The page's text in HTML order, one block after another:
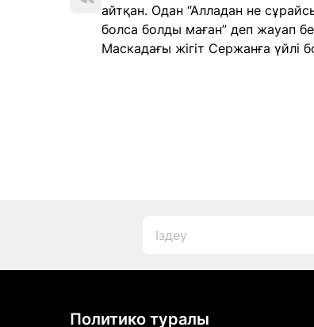
айтқан. Одан “Алладан не
болса болды маған” деп жауап
Маскадағы жігіт Сержанға үйлі
Политико туралы